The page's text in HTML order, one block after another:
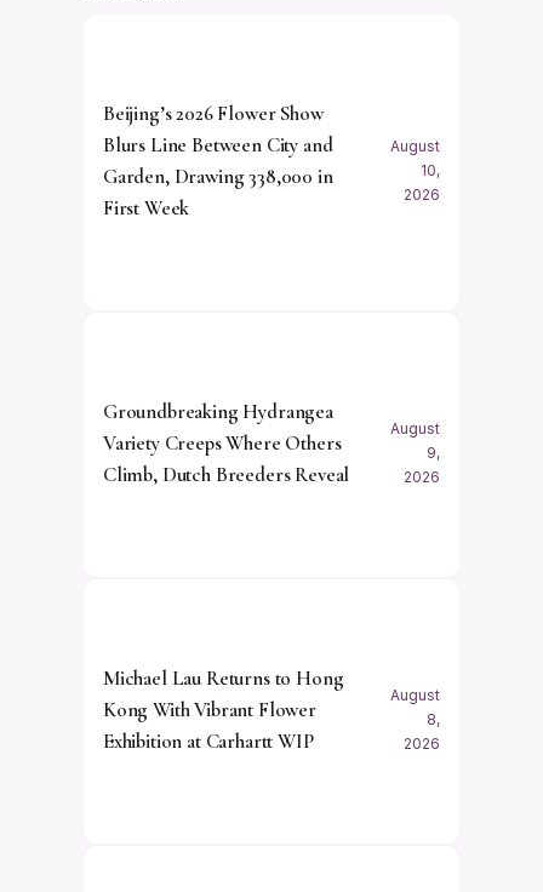
Beijing’s 2026 Flower Show
Blurs Line Between City and
Garden, Drawing 338,000 in
First Week
August
10,
2026
Groundbreaking Hydrangea
Variety Creeps Where Others
Climb, Dutch Breeders Reveal
August
9,
2026
Michael Lau Returns to Hong
Kong With Vibrant Flower
Exhibition at Carhartt WIP
August
8,
2026